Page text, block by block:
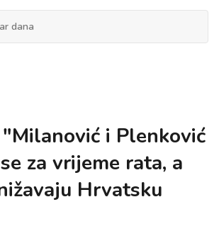
dana
i Plenković
za vrijeme rata, a
Hrvatsku